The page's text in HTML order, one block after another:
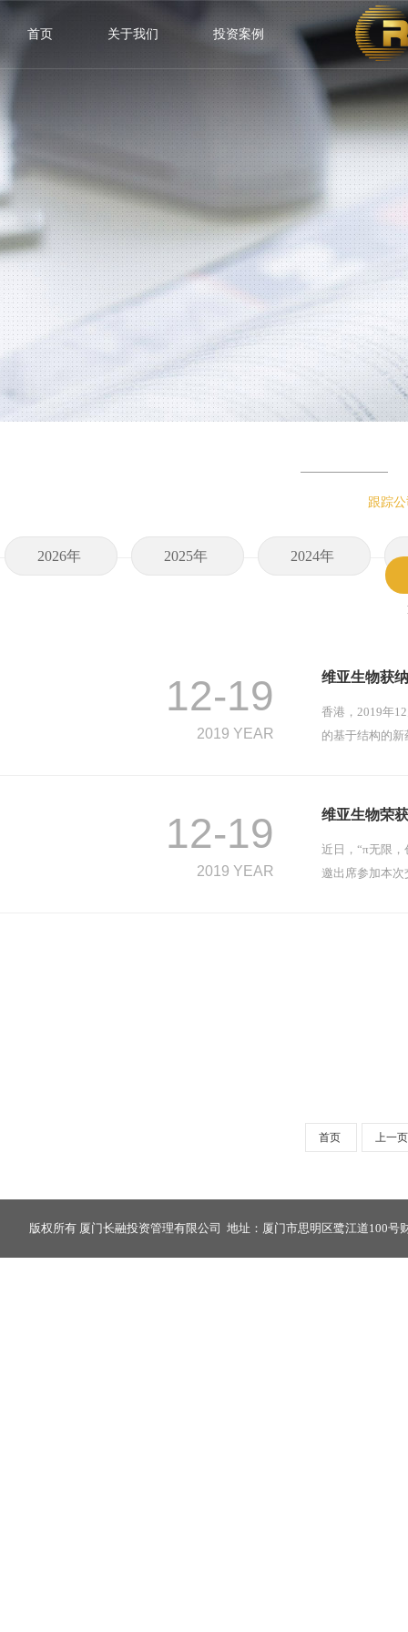
首页 关于我们 投资案例
跟踪
2026年 2025年 2024年
12-19
2019 YEAR
维亚生物获
香港，2019年
的基于结构的
12-19
2019 YEAR
维亚生物荣
近日，“π无限
邀出席参加本
首页 上一页
版权所有 厦门长融投资管理有限公司 地址：厦门市思明区鹭江道100